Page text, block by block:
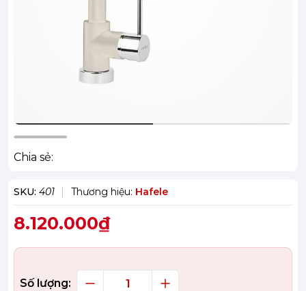
Chia sẻ:
SKU: 401 Thương hiệu: Hafele
8.120.000₫
Số lượng: